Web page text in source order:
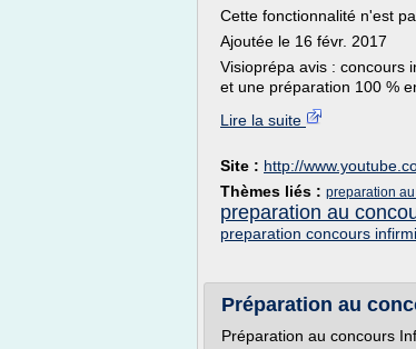
Cette fonctionnalité n'est
Ajoutée le 16 févr. 2017
Visioprépa avis : concours
et une préparation 100 %
Lire la suite
Site : http://
Thèmes liés : preparation
preparation au
preparation concours
Préparation au
Préparation au concours